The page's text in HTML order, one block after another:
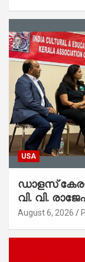
USA
ഡാളസ്
August 6, 2026